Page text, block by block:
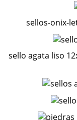
sellos-onix-
sello agata liso